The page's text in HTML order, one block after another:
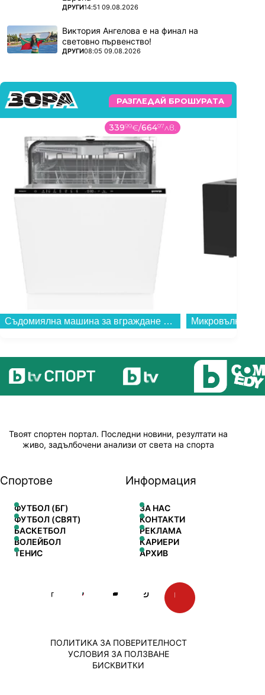
ПОВЕЧЕ ОТ
ДРУГИ14:51 09.08.2026
Виктория Ангелова е на финал на
световно първенство!
ПОВЕЧЕ ОТ
ДРУГИ08:05 09.08.2026
РАЗГЛЕДАЙ БРОШУРАТА
33999€/66497лв.
Съдомиялна машина за вграждане Gorenje GV643D90 , 16 комплекта, 600 Ш, мм, D...
Твоят спортен портал. Последни новини, резултати на
живо, задълбочени анализи от света на спорта
Спортове
ФУТБОЛ (БГ)
ФУТБОЛ (СВЯТ)
БАСКЕТБОЛ
ВОЛЕЙБОЛ
ТЕНИС
Информация
ЗА НАС
КОНТАКТИ
РЕКЛАМА
КАРИЕРИ
АРХИВ
ПОЛИТИКА ЗА ПОВЕРИТЕЛНОСТ
УСЛОВИЯ ЗА ПОЛЗВАНЕ
БИСКВИТКИ